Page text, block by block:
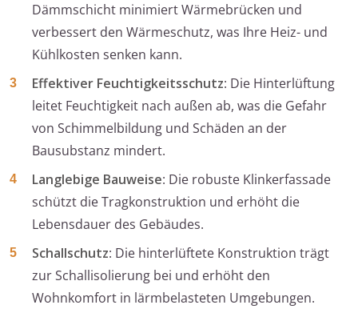
Dämmschicht minimiert Wärmebrücken und
verbessert den Wärmeschutz, was Ihre Heiz- und
Kühlkosten senken kann.
Effektiver Feuchtigkeitsschutz: Die Hinterlüftung
leitet Feuchtigkeit nach außen ab, was die Gefahr
von Schimmelbildung und Schäden an der
Bausubstanz mindert.
Langlebige Bauweise: Die robuste Klinkerfassade
schützt die Tragkonstruktion und erhöht die
Lebensdauer des Gebäudes.
Schallschutz: Die hinterlüftete Konstruktion trägt
zur Schallisolierung bei und erhöht den
Wohnkomfort in lärmbelasteten Umgebungen.